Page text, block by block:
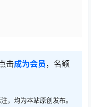
击成为会员，名额
，均为本站原创发布。